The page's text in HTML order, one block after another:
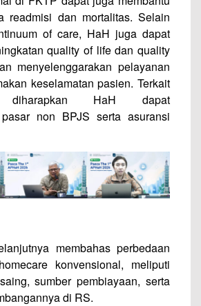
readmisi dan mortalitas. Selain
of care, HaH juga dapat
quality of life dan quality
menyelenggarakan pelayanan
keselamatan pasien. Terkait
diharapkan HaH dapat
pasar non BPJS serta asuransi
membahas perbedaan
konvensional, meliputi
sumber pembiayaan, serta
di RS.